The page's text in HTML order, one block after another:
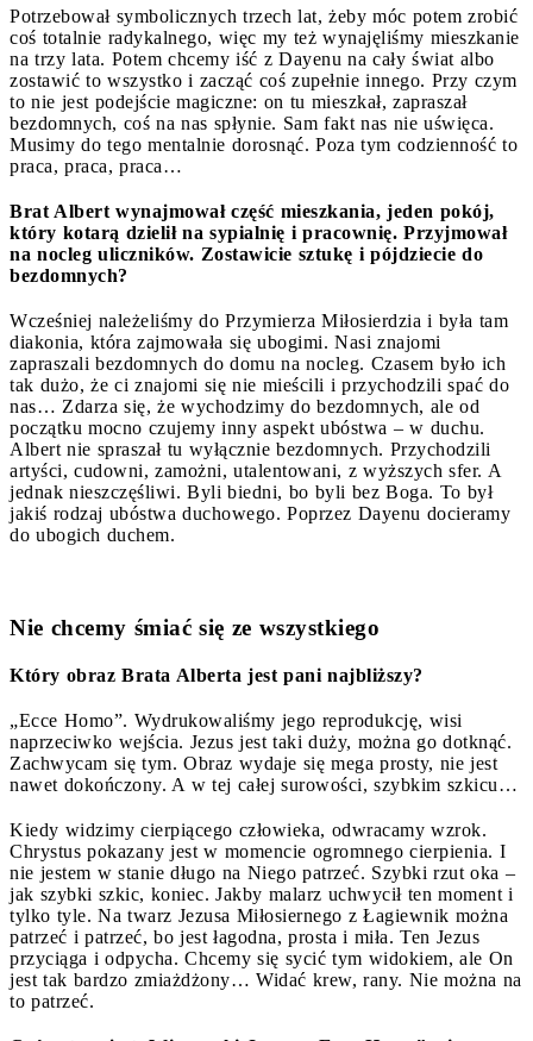
Potrzebował symbolicznych trzech lat, żeby móc potem zrobić
coś totalnie radykalnego, więc my też wynajęliśmy mieszkanie
na trzy lata. Potem chcemy iść z Dayenu na cały świat albo
zostawić to wszystko i zacząć coś zupełnie innego. Przy czym
to nie jest podejście magiczne: on tu mieszkał, zapraszał
bezdomnych, coś na nas spłynie. Sam fakt nas nie uświęca.
Musimy do tego mentalnie dorosnąć. Poza tym codzienność to
praca, praca, praca…
Brat Albert wynajmował część mieszkania, jeden pokój,
który kotarą dzielił na sypialnię i pracownię. Przyjmował
na nocleg uliczników. Zostawicie sztukę i pójdziecie do
bezdomnych?
Wcześniej należeliśmy do Przymierza Miłosierdzia i była tam
diakonia, która zajmowała się ubogimi. Nasi znajomi
zapraszali bezdomnych do domu na nocleg. Czasem było ich
tak dużo, że ci znajomi się nie mieścili i przychodzili spać do
nas… Zdarza się, że wychodzimy do bezdomnych, ale od
początku mocno czujemy inny aspekt ubóstwa – w duchu.
Albert nie spraszał tu wyłącznie bezdomnych. Przychodzili
artyści, cudowni, zamożni, utalentowani, z wyższych sfer. A
jednak nieszczęśliwi. Byli biedni, bo byli bez Boga. To był
jakiś rodzaj ubóstwa duchowego. Poprzez Dayenu docieramy
do ubogich duchem.
Nie chcemy śmiać się ze wszystkiego
Który obraz Brata Alberta jest pani najbliższy?
„Ecce Homo”. Wydrukowaliśmy jego reprodukcję, wisi
naprzeciwko wejścia. Jezus jest taki duży, można go dotknąć.
Zachwycam się tym. Obraz wydaje się mega prosty, nie jest
nawet dokończony. A w tej całej surowości, szybkim szkicu…
Kiedy widzimy cierpiącego człowieka, odwracamy wzrok.
Chrystus pokazany jest w momencie ogromnego cierpienia. I
nie jestem w stanie długo na Niego patrzeć. Szybki rzut oka –
jak szybki szkic, koniec. Jakby malarz uchwycił ten moment i
tylko tyle. Na twarz Jezusa Miłosiernego z Łagiewnik można
patrzeć i patrzeć, bo jest łagodna, prosta i miła. Ten Jezus
przyciąga i odpycha. Chcemy się sycić tym widokiem, ale On
jest tak bardzo zmiażdżony… Widać krew, rany. Nie można na
to patrzeć.